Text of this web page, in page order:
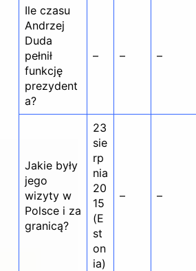
Ile czasu
Andrzej
Duda
pełnił
funkcję
prezydent
a?
– – –
Jakie były
jego
wizyty w
Polsce i za
granicą?
23
sie
rp
nia
20
15
(E
st
on
ia)
– –